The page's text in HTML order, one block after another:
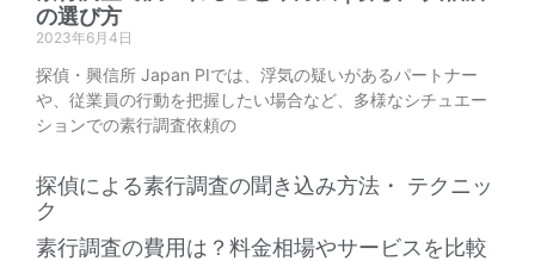
の選び方
2023年6月4日
探偵・興信所 Japan PIでは、浮気の疑いがあるパートナー
や、従業員の行動を把握したい場合など、多様なシチュエー
ションでの素行調査依頼の
探偵による素行調査の聞き込み方法・ テクニッ
ク
素行調査の費用は？料金相場やサービスを比較